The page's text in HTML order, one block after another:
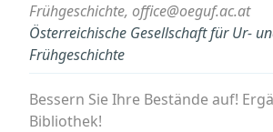
Frühgeschichte, office@oeguf.ac.at
Österreichische Gesellschaft für Ur-
Frühgeschichte
Bessern Sie Ihre Bestände auf!
Bibliothek!